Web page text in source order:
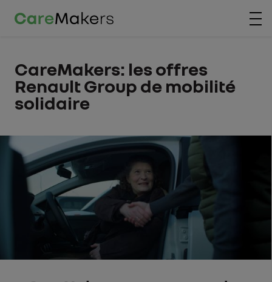
CareMakers: les offres
Renault Group de mobilité
solidaire
image or video